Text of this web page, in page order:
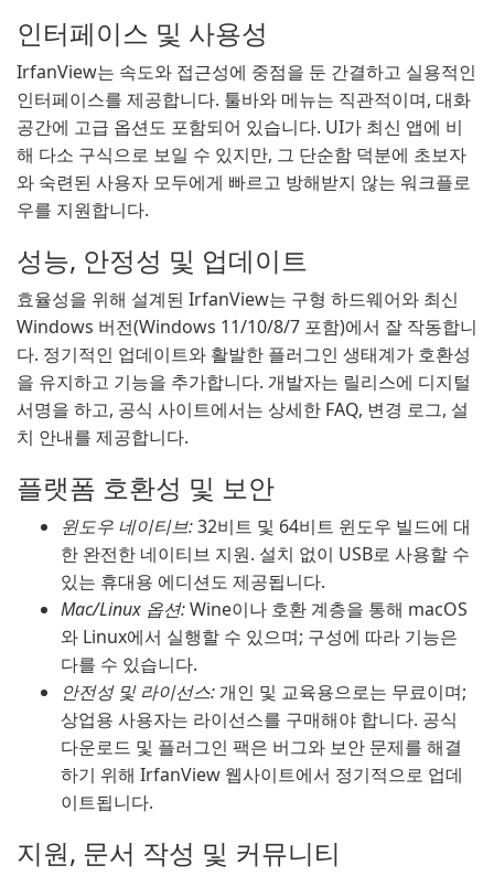
인터페이스 및 사용성
IrfanView는 속도와 접근성에 중점을 둔 간결하고 실용적인
인터페이스를 제공합니다. 툴바와 메뉴는 직관적이며, 대화
공간에 고급 옵션도 포함되어 있습니다. UI가 최신 앱에 비
해 다소 구식으로 보일 수 있지만, 그 단순함 덕분에 초보자
와 숙련된 사용자 모두에게 빠르고 방해받지 않는 워크플로
우를 지원합니다.
성능, 안정성 및 업데이트
효율성을 위해 설계된 IrfanView는 구형 하드웨어와 최신
Windows 버전(Windows 11/10/8/7 포함)에서 잘 작동합니
다. 정기적인 업데이트와 활발한 플러그인 생태계가 호환성
을 유지하고 기능을 추가합니다. 개발자는 릴리스에 디지털
서명을 하고, 공식 사이트에서는 상세한 FAQ, 변경 로그, 설
치 안내를 제공합니다.
플랫폼 호환성 및 보안
윈도우 네이티브:32비트 및 64비트 윈도우 빌드에 대
한 완전한 네이티브 지원. 설치 없이 USB로 사용할 수
있는 휴대용 에디션도 제공됩니다.
Mac/Linux 옵션:Wine이나 호환 계층을 통해 macOS
와 Linux에서 실행할 수 있으며; 구성에 따라 기능은
다를 수 있습니다.
안전성 및 라이선스: 개인 및 교육용으로는 무료이며;
상업용 사용자는 라이선스를 구매해야 합니다. 공식
다운로드 및 플러그인 팩은 버그와 보안 문제를 해결
하기 위해 IrfanView 웹사이트에서 정기적으로 업데
이트됩니다.
지원, 문서 작성 및 커뮤니티